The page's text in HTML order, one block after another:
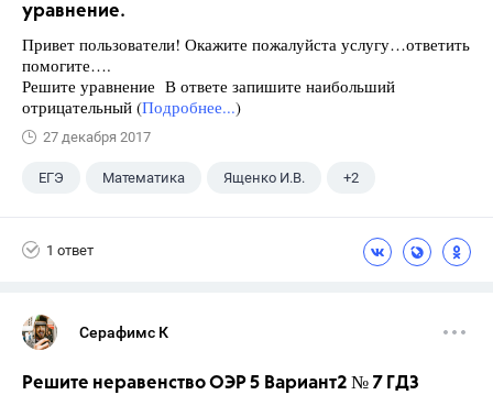
уравнение.
Привет пользователи! Окажите пожалуйста услугу…ответить
помогите….
Решите уравнение В ответе запишите наибольший
отрицательный (Подробнее...)
27 декабря 2017
ЕГЭ Математика Ященко И.В. +2
1 ответ
Серафимс К
Решите неравенство ОЭР 5 Вариант2 № 7 ГДЗ